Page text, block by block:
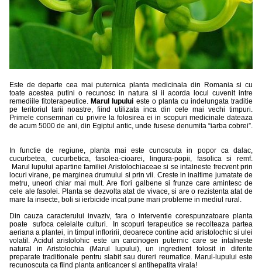
Este de departe cea mai puternica planta medicinala din Romania si cu
toate acestea putini o recunosc in natura si ii acorda locul cuvenit intre
remediile fitoterapeutice. Marul lupului este o planta cu indelungata traditie
pe teritoriul tarii noastre, fiind utilizata inca din cele mai vechi timpuri.
Primele consemnari cu privire la folosirea ei in scopuri medicinale dateaza
de acum 5000 de ani, din Egiptul antic, unde fusese denumita “iarba cobrei”.
In functie de regiune, planta mai este cunoscuta in popor ca dalac,
cucurbetea, cucurbetica, fasolea-cioarei, lingura-popii, fasolica si remf.
Marul lupului apartine familiei Aristolochiaceae si se intalneste frecvent prin
locuri virane, pe marginea drumului si prin vii. Creste in inaltime jumatate de
metru, uneori chiar mai mult. Are flori galbene si frunze care amintesc de
cele ale fasolei. Planta se dezvolta atat de vivace, si are o rezistenta atat de
mare la insecte, boli si ierbicide incat pune mari probleme in mediul rural.
Din cauza caracterului invaziv, fara o interventie corespunzatoare planta
poate sufoca celelalte culturi. In scopuri terapeutice se recolteaza partea
aeriana a plantei, in timpul infloririi, deoarece contine acid aristolochic si ulei
volatil. Acidul aristolohic este un carcinogen puternic care se intalneste
natural in Aristolochia (Marul lupului), un ingredient folosit in diferite
preparate traditionale pentru slabit sau dureri reumatice. Marul-lupului este
recunoscuta ca fiind planta anticancer si antihepatita virala!